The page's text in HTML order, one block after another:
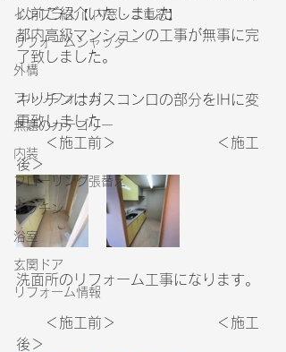
インプラス【 内窓・二重窓】
リフォームシャッター
外構
フルリフォーム
無題のカテゴリー
内装
フローリング張替え
キッチン
浴室
玄関ドア
リフォーム情報
以前ご紹介いたしました
都内高級マンションの工事が無事に完
了致しました。
キッチンはガスコンロの部分をIHに変
更致しました
＜施工前＞　　　　　　　＜施工
後＞
洗面所のリフォーム工事になります。
＜施工前＞　　　　　　　＜施工
後＞